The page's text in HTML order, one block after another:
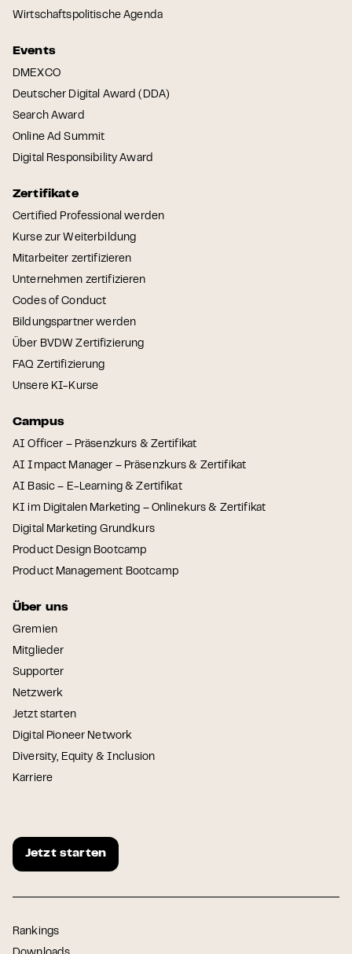
Wirtschaftspolitische Agenda
Events
DMEXCO
Deutscher Digital Award (DDA)
Search Award
Online Ad Summit
Digital Responsibility Award
Zertifikate
Certified Professional werden
Kurse zur Weiterbildung
Mitarbeiter zertifizieren
Unternehmen zertifizieren
Codes of Conduct
Bildungspartner werden
Über BVDW Zertifizierung
FAQ Zertifizierung
Unsere KI-Kurse
Campus
AI Officer – Präsenzkurs & Zertifikat
AI Impact Manager – Präsenzkurs & Zertifikat
AI Basic – E-Learning & Zertifikat
KI im Digitalen Marketing – Onlinekurs & Zertifikat
Digital Marketing Grundkurs
Product Design Bootcamp
Product Management Bootcamp
Über uns
Gremien
Mitglieder
Supporter
Netzwerk
Jetzt starten
Digital Pioneer Network
Diversity, Equity & Inclusion
Karriere
Jetzt starten
Rankings